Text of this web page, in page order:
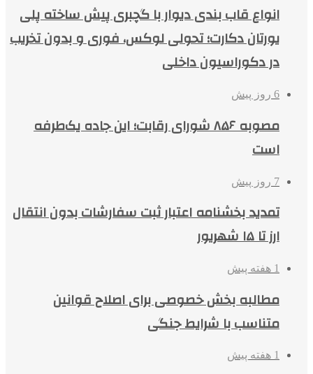
انواع قاب بندی دیوار با گچبری پیش ساخته پلی
یورتان دکارت؛ تحولی لوکس، فوری و بدون تخریب
در دکوراسیون داخلی
6 روز پیش
مصوبه ۸۵۶ شورای رقابت؛ این جاده یک‌طرفه
است
7 روز پیش
تمدید بخشنامه اعتبار ثبت سفارشات بدون انتقال
ارز تا ۱۵ شهریور
1 هفته پیش
مطالبه بخش خصوصی برای اصلاح قوانین
متناسب با شرایط جنگی
1 هفته پیش